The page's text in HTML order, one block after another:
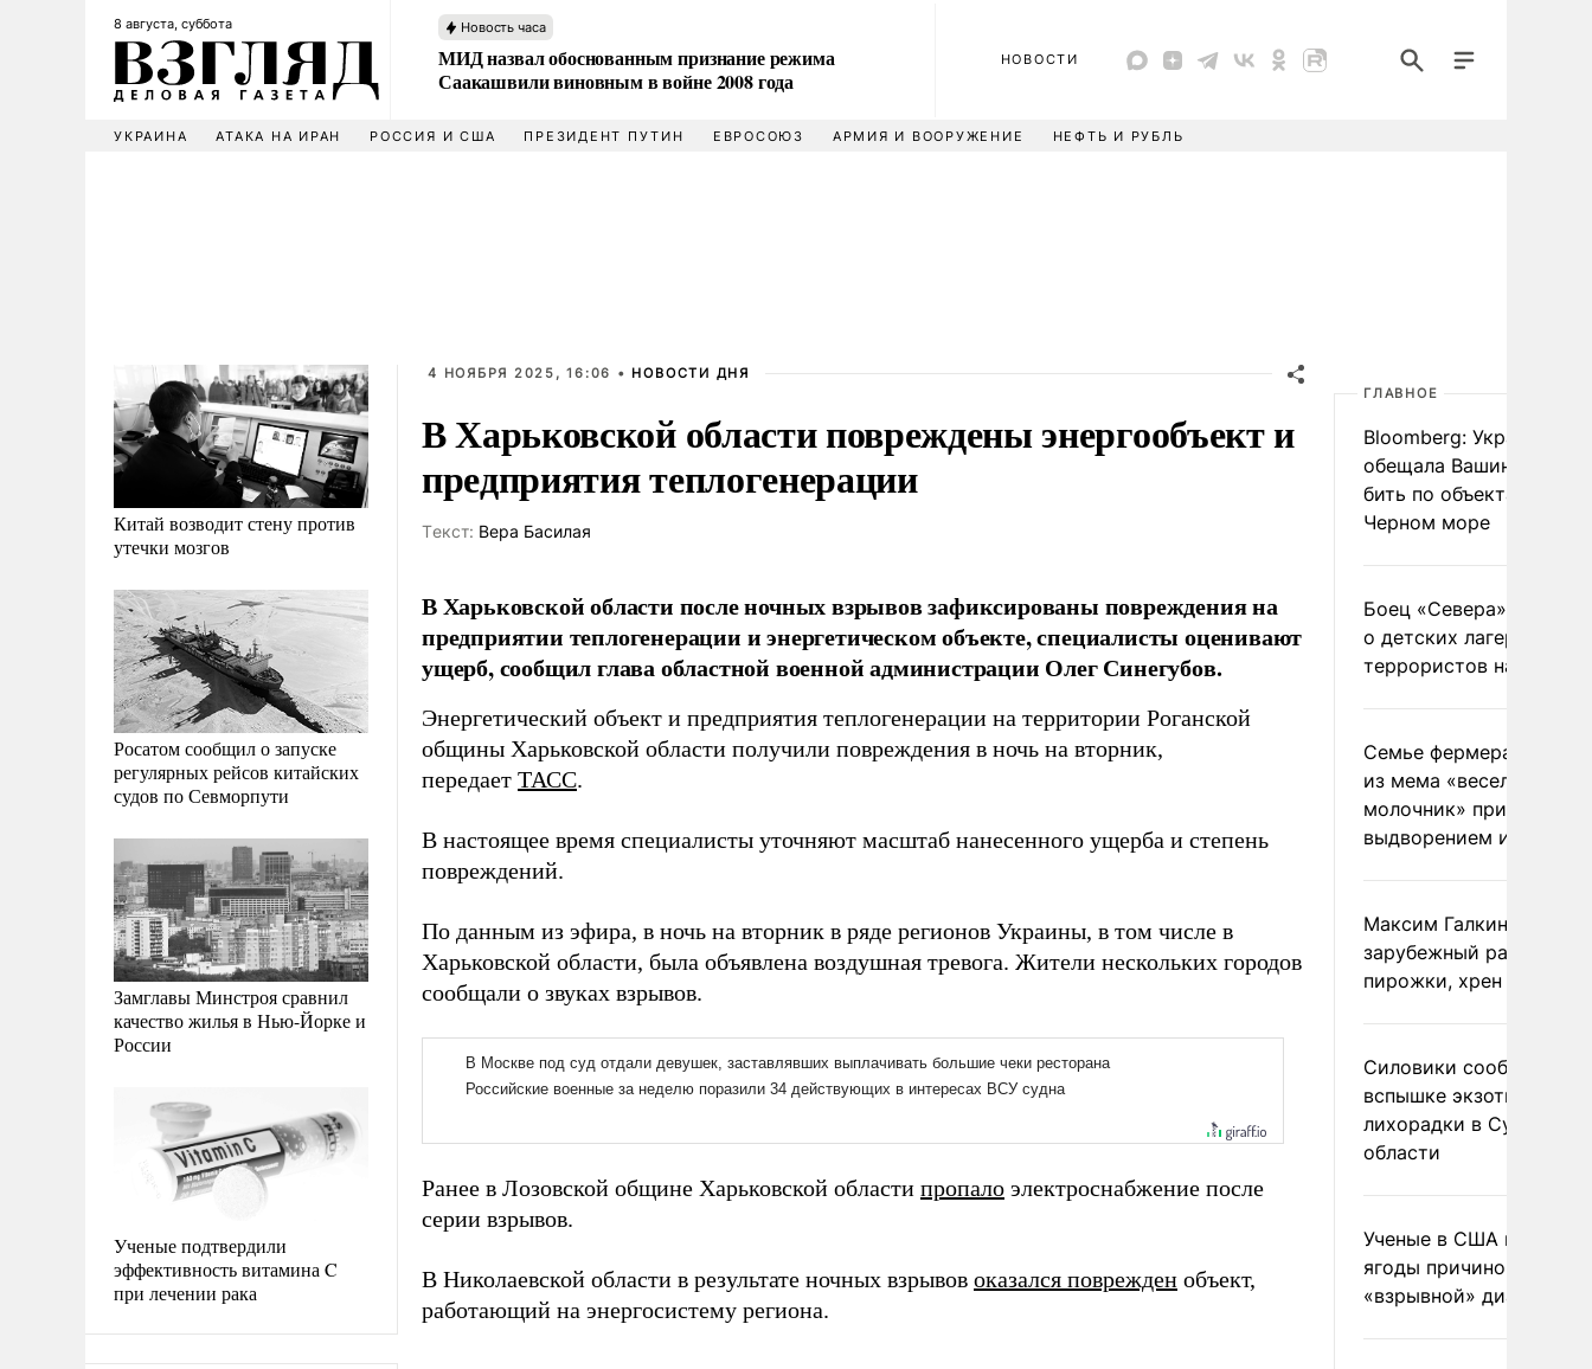
8 августа, суббота Новость часа
МИД назвал обоснованным признание режима
Саакашвили виновным в войне 2008 года
НОВОСТИ
УКРАИНА АТАКА НА ИРАН РОССИЯ И США ПРЕЗИДЕНТ ПУТИН ЕВРОСОЮЗ АРМИЯ И ВООРУЖЕНИЕ НЕФТЬ И РУБЛЬ
Китай возводит стену против
утечки мозгов
Росатом сообщил о запуске
регулярных рейсов китайских
судов по Севморпути
Замглавы Минстроя сравнил
качество жилья в Нью-Йорке и
России
Ученые подтвердили
эффективность витамина C
при лечении рака
4 НОЯБРЯ 2025, 16:06 • НОВОСТИ ДНЯ
В Харьковской области повреждены энергообъект и
предприятия теплогенерации
Tекст: Вера Басилая
В Харьковской области после ночных взрывов зафиксированы повреждения на
предприятии теплогенерации и энергетическом объекте, специалисты оценивают
ущерб, сообщил глава областной военной администрации Олег Синегубов.
Энергетический объект и предприятия теплогенерации на территории Роганской
общины Харьковской области получили повреждения в ночь на вторник,
передает ТАСС.
В настоящее время специалисты уточняют масштаб нанесенного ущерба и степень
повреждений.
По данным из эфира, в ночь на вторник в ряде регионов Украины, в том числе в
Харьковской области, была объявлена воздушная тревога. Жители нескольких городов
сообщали о звуках взрывов.
Ранее в Лозовской общине Харьковской области пропало электроснабжение после
серии взрывов.
В Николаевской области в результате ночных взрывов оказался поврежден объект,
работающий на энергосистему региона.
ГЛАВНОЕ
Bloomberg: Украина
обещала Вашингтону не
бить по объектам КТК в
Черном море
Боец «Севера»
о детских лагерях
террористов на
Семье фермера
из мема «веселый
молочник» пригрозили
выдворением из
Максим Галкин
зарубежный райдер
пирожки, хрен и морс
Силовики сообщили о
вспышке экзотической
лихорадки в Сумской
области
Ученые в США назвали
ягоды причиной
«взрывной» диареи